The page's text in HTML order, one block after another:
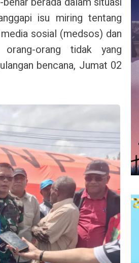
isu miring tentang
sosial (medsos) dan
orang tidak yang
bencana, Jumat 02